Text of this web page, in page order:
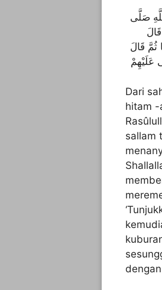
صَلَّى
ثُمَّ قَالَ
Dari
hitam -
sallam